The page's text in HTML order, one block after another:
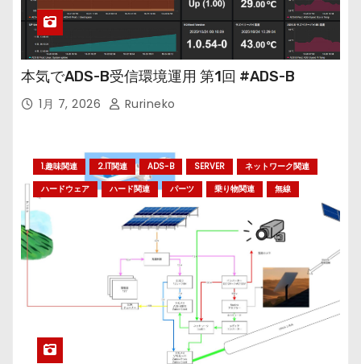
本気でADS-B受信環境運用 第1回 #ADS-B
1月 7, 2026 Rurineko
1.趣味関連 2.IT関連 ADS-B SERVER
ネットワーク関連
ハードウェア
ハード関連 パーツ 乗り物関連 無線